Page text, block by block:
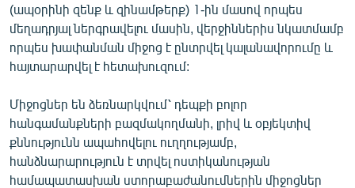
(ապօրինի զենք և զինամթերք) 1-ին մասով որպես
մեղադրյալ ներգրավելու մասին, վերջիններիս նկատմամբ
որպես խափանման միջոց է ընտրվել կալանավորումը և
հայտարարվել է հետախուզում:
Միջոցներ են ձեռնարկվում՝ դեպքի բոլոր
հանգամանքների բազմակողմանի, լրիվ և օբյեկտիվ
քննությունն ապահովելու ուղղությամբ,
հանձնարարություն է տրվել ոստիկանության
համապատասխան ստորաբաժանումներին միջոցներ